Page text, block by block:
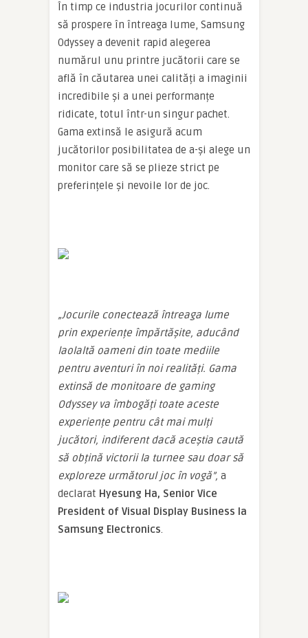
În timp ce industria jocurilor continuă
să prospere în întreaga lume, Samsung
Odyssey a devenit rapid alegerea
numărul unu printre jucătorii care se
află în căutarea unei calități a imaginii
incredibile și a unei performanțe
ridicate, totul într-un singur pachet.
Gama extinsă le asigură acum
jucătorilor posibilitatea de a-și alege un
monitor care să se plieze strict pe
preferințele și nevoile lor de joc.
„Jocurile conectează întreaga lume
prin experiențe împărtășite, aducând
laolaltă oameni din toate mediile
pentru aventuri în noi realități. Gama
extinsă de monitoare de gaming
Odyssey va îmbogăți toate aceste
experiențe pentru cât mai mulți
jucători, indiferent dacă aceștia caută
să obțină victorii la turnee sau doar să
exploreze următorul joc în vogă”, a
declarat Hyesung Ha, Senior Vice
President of Visual Display Business la
Samsung Electronics.